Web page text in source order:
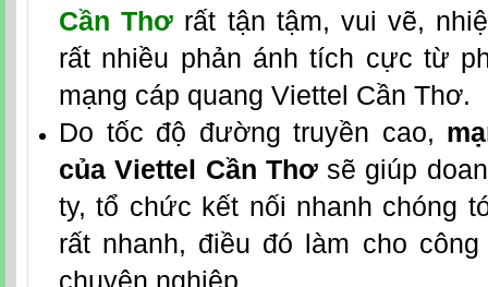
Cần Thơ rất tận tậm, vui vẽ,
rất nhiều phản ánh tích cực từ
mạng cáp quang Viettel Cần Thơ.
Do tốc độ đường truyền cao,
của Viettel Cần Thơsẽ giúp
ty, tổ chức kết nối nhanh chóng
rất nhanh, điều đó làm cho
chuyên nghiệp.